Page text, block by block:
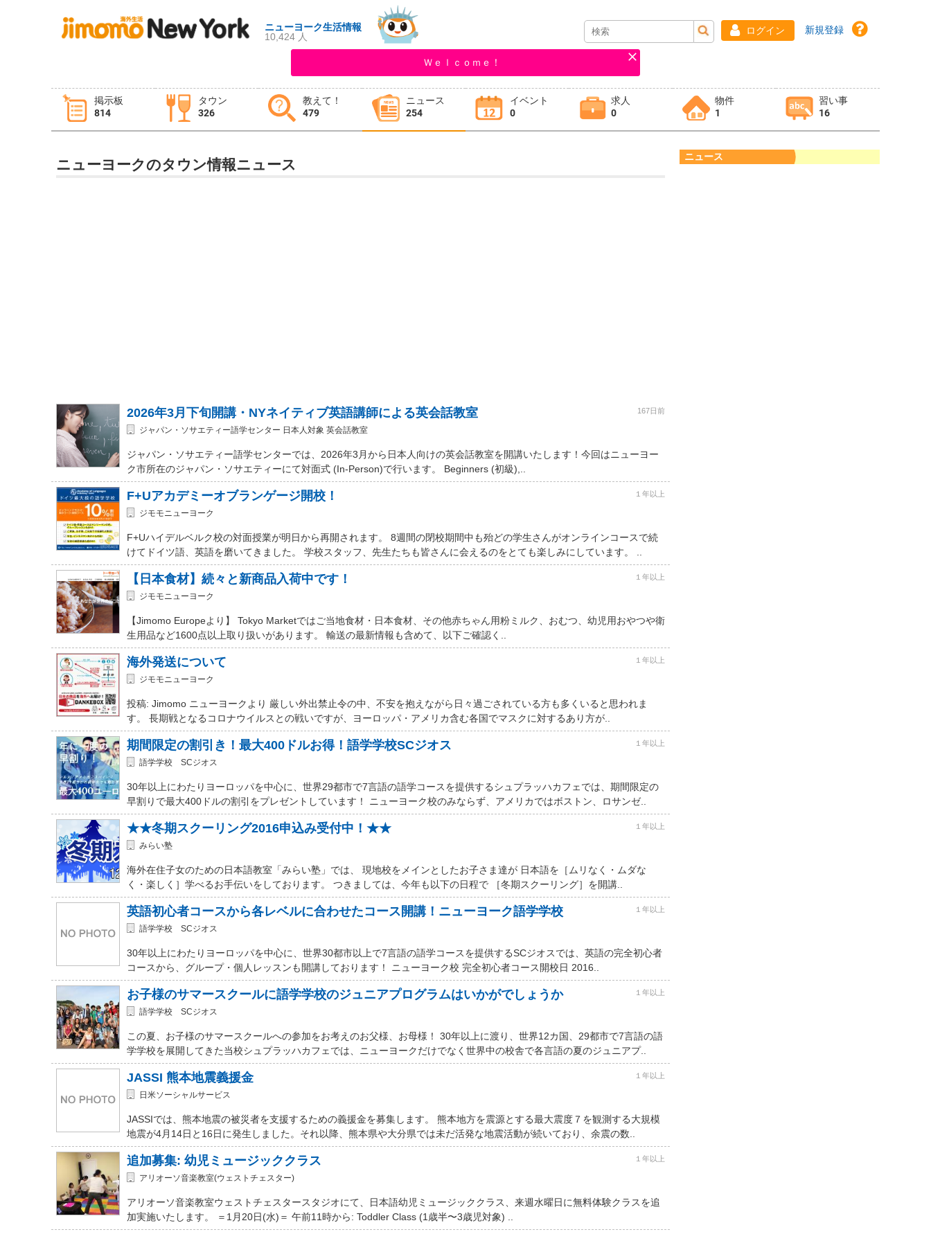
ニューヨーク生活情報
10,424 人
ログイン 新規登録
Ｗｅｌｃｏｍｅ！
掲示板
814
タウン
326
教えて！
479
ニュース
254
イベント
0
求人
0
物件
1
習い事
16
タウン情報
イベント 求人
ニューヨークのタウン情報ニュース
2026年3月下旬開講・NYネイティブ英語講師による英会話教室 167日前
ジャパン・ソサエティー語学センター 日本人対象 英会話教室
ジャパン・ソサエティー語学センターでは、2026年3月から日本人向けの英会話教室を開講いたします！今回はニューヨー
ク市所在のジャパン・ソサエティーにて対面式 (In-Person)で行います。 Beginners (初級),..
F+Uアカデミーオブランゲージ開校！ １年以上
ジモモニューヨーク
F+Uハイデルベルク校の対面授業が明日から再開されます。 8週間の閉校期間中も殆どの学生さんがオンラインコースで続
けてドイツ語、英語を磨いてきました。 学校スタッフ、先生たちも皆さんに会えるのをとても楽しみにしています。 ..
【日本食材】続々と新商品入荷中です！ １年以上
ジモモニューヨーク
【Jimomo Europeより】 Tokyo Marketではご当地食材・日本食材、その他赤ちゃん用粉ミルク、おむつ、幼児用おやつや衛
生用品など1600点以上取り扱いがあります。 輸送の最新情報も含めて、以下ご確認く..
海外発送について １年以上
ジモモニューヨーク
投稿: Jimomo ニューヨークより 厳しい外出禁止令の中、不安を抱えながら日々過ごされている方も多くいると思われま
す。 長期戦となるコロナウイルスとの戦いですが、ヨーロッパ・アメリカ含む各国でマスクに対するあり方が..
期間限定の割引き！最大400ドルお得！語学学校SCジオス １年以上
語学学校 SCジオス
30年以上にわたりヨーロッパを中心に、世界29都市で7言語の語学コースを提供するシュプラッハカフェでは、期間限定の
早割りで最大400ドルの割引をプレゼントしています！ ニューヨーク校のみならず、アメリカではボストン、ロサンゼ..
★★冬期スクーリング2016申込み受付中！★★ １年以上
みらい塾
海外在住子女のための日本語教室「みらい塾」では、 現地校をメインとしたお子さま達が 日本語を［ムリなく・ムダな
く・楽しく］学べるお手伝いをしております。 つきましては、今年も以下の日程で ［冬期スクーリング］を開講..
英語初心者コースから各レベルに合わせたコース開講！ニューヨーク語学学校 １年以上
語学学校 SCジオス
30年以上にわたりヨーロッパを中心に、世界30都市以上で7言語の語学コースを提供するSCジオスでは、英語の完全初心者
コースから、グループ・個人レッスンも開講しております！ ニューヨーク校 完全初心者コース開校日 2016..
お子様のサマースクールに語学学校のジュニアプログラムはいかがでしょうか １年以上
語学学校 SCジオス
この夏、お子様のサマースクールへの参加をお考えのお父様、お母様！ 30年以上に渡り、世界12カ国、29都市で7言語の語
学学校を展開してきた当校シュプラッハカフェでは、ニューヨークだけでなく世界中の校舎で各言語の夏のジュニアプ..
JASSI 熊本地震義援金 １年以上
日米ソーシャルサービス
JASSIでは、熊本地震の被災者を支援するための義援金を募集します。 熊本地方を震源とする最大震度７を観測する大規模
地震が4月14日と16日に発生しました。それ以降、熊本県や大分県では未だ活発な地震活動が続いており、余震の数..
追加募集: 幼児ミュージッククラス １年以上
アリオーソ音楽教室(ウェストチェスター)
アリオーソ音楽教室ウェストチェスタースタジオにて、日本語幼児ミュージッククラス、来週水曜日に無料体験クラスを追
加実施いたします。 ＝1月20日(水)＝ 午前11時から: Toddler Class (1歳半〜3歳児対象) ..
ニュース